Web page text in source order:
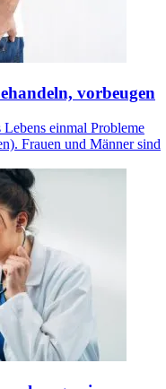
vorbeugen
einmal Probleme
Frauen und Männer sind